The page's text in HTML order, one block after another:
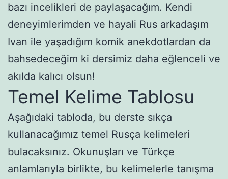
bazı incelikleri de paylaşacağım. Kendi
deneyimlerimden ve hayali Rus arkadaşım
Ivan ile yaşadığım komik anekdotlardan da
bahsedeceğim ki dersimiz daha eğlenceli ve
akılda kalıcı olsun!
Temel Kelime Tablosu
Aşağıdaki tabloda, bu derste sıkça
kullanacağımız temel Rusça kelimeleri
bulacaksınız. Okunuşları ve Türkçe
anlamlarıyla birlikte, bu kelimelerle tanışma